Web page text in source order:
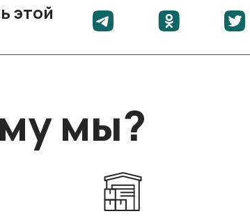
этой
мы?